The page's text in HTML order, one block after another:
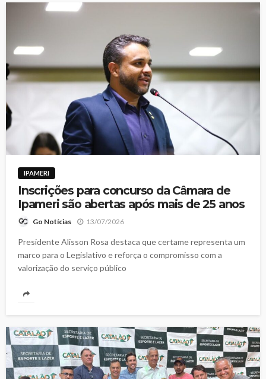
IPAMERI
Inscrições para concurso da Câmara de
Ipameri são abertas após mais de 25 anos
Go Notícias 13/07/2026
Presidente Alisson Rosa destaca que certame representa um
marco para o Legislativo e reforça o compromisso com a
valorização do serviço público